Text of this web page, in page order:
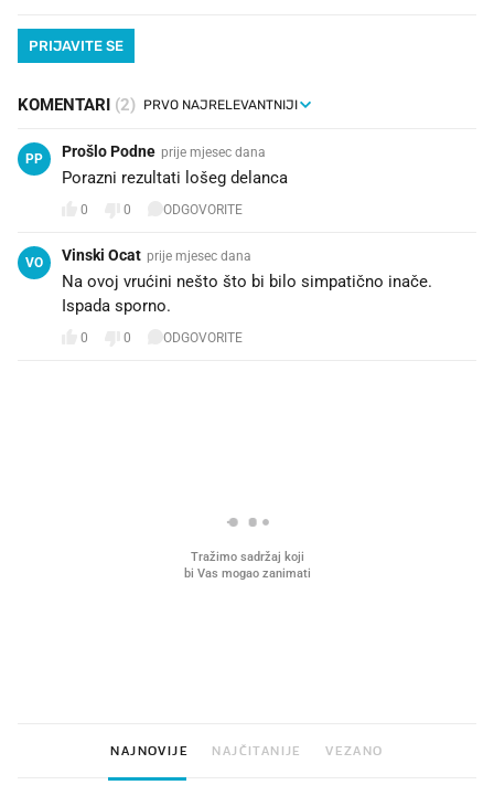
PRIJAVITE SE
KOMENTARI (2)
PP Prošlo Podne prije mjesec dana
Porazni rezultati lošeg delanca
0 0 ODGOVORITE
VO Vinski Ocat prije mjesec dana
Na ovoj vrućini nešto što bi bilo simpatično inače.
Ispada sporno.
0 0 ODGOVORITE
NAJNOVIJE NAJČITANIJE VEZANO